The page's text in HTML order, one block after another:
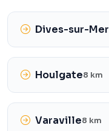
Dives-sur-Mer
Houlgate8 km
Varaville8 km